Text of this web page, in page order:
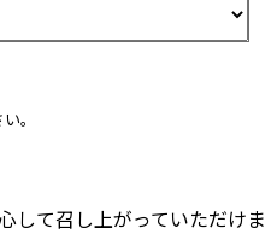
。
して召し上がっていただけま